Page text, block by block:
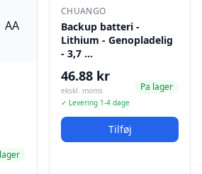
CHUANGO
Backup batteri -
Lithium - Genopladelig
- 3,7 …
46.88 kr
ekskl. moms
✓ Levering 1-4 dage
Pa lager
Tilføj